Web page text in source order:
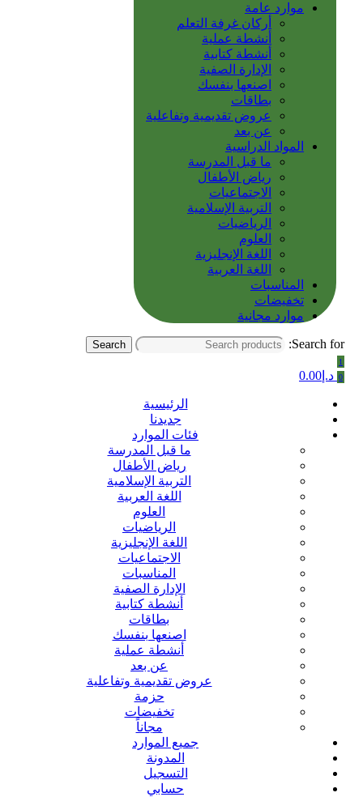
موارد عامة
أركان غرفة التعلم
أنشطة عملية
أنشطة كتابية
الإدارة الصفية
اصنعها بنفسك
بطاقات
عروض تقديمية وتفاعلية
عن بعد
المواد الدراسية
ما قبل المدرسة
رياض الأطفال
الاجتماعيات
التربية الإسلامية
الرياضيات
العلوم
اللغة الإنجليزية
اللغة العربية
المناسبات
تخفيضات
موارد مجانية
Search for:
Search
1
0 د.إ 0.00
الرئيسية
جديدنا
فئات الموارد
ما قبل المدرسة
رياض الأطفال
التربية الإسلامية
اللغة العربية
العلوم
الرياضيات
اللغة الإنجليزية
الاجتماعيات
المناسبات
الإدارة الصفية
أنشطة كتابية
بطاقات
اصنعها بنفسك
أنشطة عملية
عن بعد
عروض تقديمية وتفاعلية
حزمة
تخفيضات
مجاناً
جميع الموارد
المدونة
التسجيل
حسابي